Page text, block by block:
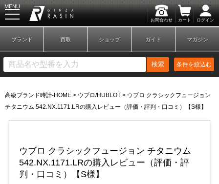
お問合わせ カート ログイン
MENU
新規会員登録 ログイン
ブランド 買取 ショップ ガイド マガジン
検索 条件を絞込む
高級ブランド時計-HOME > ウブロ/HUBLOT > ウブロ クラシックフュージョン
チタニウム 542.NX.1171.LRの購入レビュー（評価・評判・口コミ）【S様】
ウブロ クラシックフュージョン チタニウム
542.NX.1171.LRの購入レビュー（評価・評
判・口コミ）【S様】